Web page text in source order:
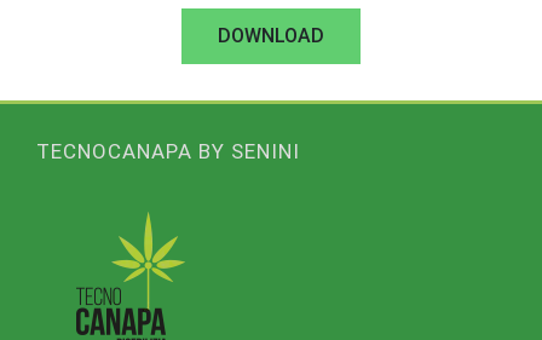
DOWNLOAD
TECNOCANAPA BY SENINI